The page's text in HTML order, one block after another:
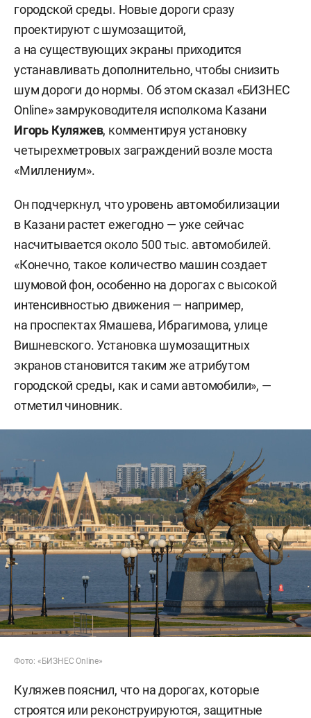
городской среды. Новые дороги сразу
проектируют с шумозащитой,
а на существующих экраны приходится
устанавливать дополнительно, чтобы снизить
шум дороги до нормы. Об этом сказал «БИЗНЕС
Online» замруководителя исполкома Казани
Игорь Куляжев, комментируя установку
четырехметровых заграждений возле моста
«Миллениум».
Он подчеркнул, что уровень автомобилизации
в Казани растет ежегодно — уже сейчас
насчитывается около 500 тыс. автомобилей.
«Конечно, такое количество машин создает
шумовой фон, особенно на дорогах с высокой
интенсивностью движения — например,
на проспектах Ямашева, Ибрагимова, улице
Вишневского. Установка шумозащитных
экранов становится таким же атрибутом
городской среды, как и сами автомобили», —
отметил чиновник.
Фото: «БИЗНЕС Online»
Куляжев пояснил, что на дорогах, которые
строятся или реконструируются, защитные